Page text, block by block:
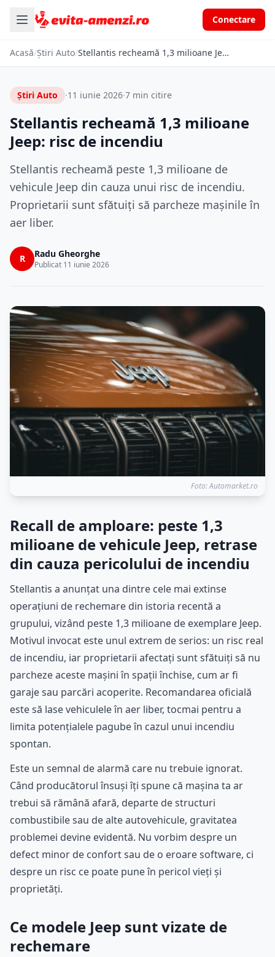
Conectare
Acasă/Știri Auto/ Stellantis recheamă 1,3 milioane Jeep: risc de incendiu
Știri Auto ·11 iunie 2026·7 min citire
Stellantis recheamă 1,3 milioane
Jeep: risc de incendiu
Stellantis recheamă peste 1,3 milioane de
vehicule Jeep din cauza unui risc de incendiu.
Proprietarii sunt sfătuiți să parcheze mașinile în
aer liber.
R Radu Gheorghe
Publicat 11 iunie 2026
Foto: Automarket.ro
Recall de amploare: peste 1,3
milioane de vehicule Jeep, retrase
din cauza pericolului de incendiu
Stellantis a anunțat una dintre cele mai extinse
operațiuni de rechemare din istoria recentă a
grupului, vizând peste 1,3 milioane de exemplare Jeep.
Motivul invocat este unul extrem de serios: un risc real
de incendiu, iar proprietarii afectați sunt sfătuiți să nu
parcheze aceste mașini în spații închise, cum ar fi
garaje sau parcări acoperite. Recomandarea oficială
este să lase vehiculele în aer liber, tocmai pentru a
limita potențialele pagube în cazul unui incendiu
spontan.
Este un semnal de alarmă care nu trebuie ignorat.
Când producătorul însuși îți spune că mașina ta ar
trebui să rămână afară, departe de structuri
combustibile sau de alte autovehicule, gravitatea
problemei devine evidentă. Nu vorbim despre un
defect minor de confort sau de o eroare software, ci
despre un risc ce poate pune în pericol vieți și
proprietăți.
Ce modele Jeep sunt vizate de
rechemare